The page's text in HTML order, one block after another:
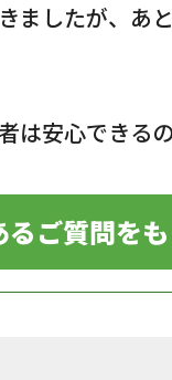
ましたが、あ
は安心できる
るご質問を